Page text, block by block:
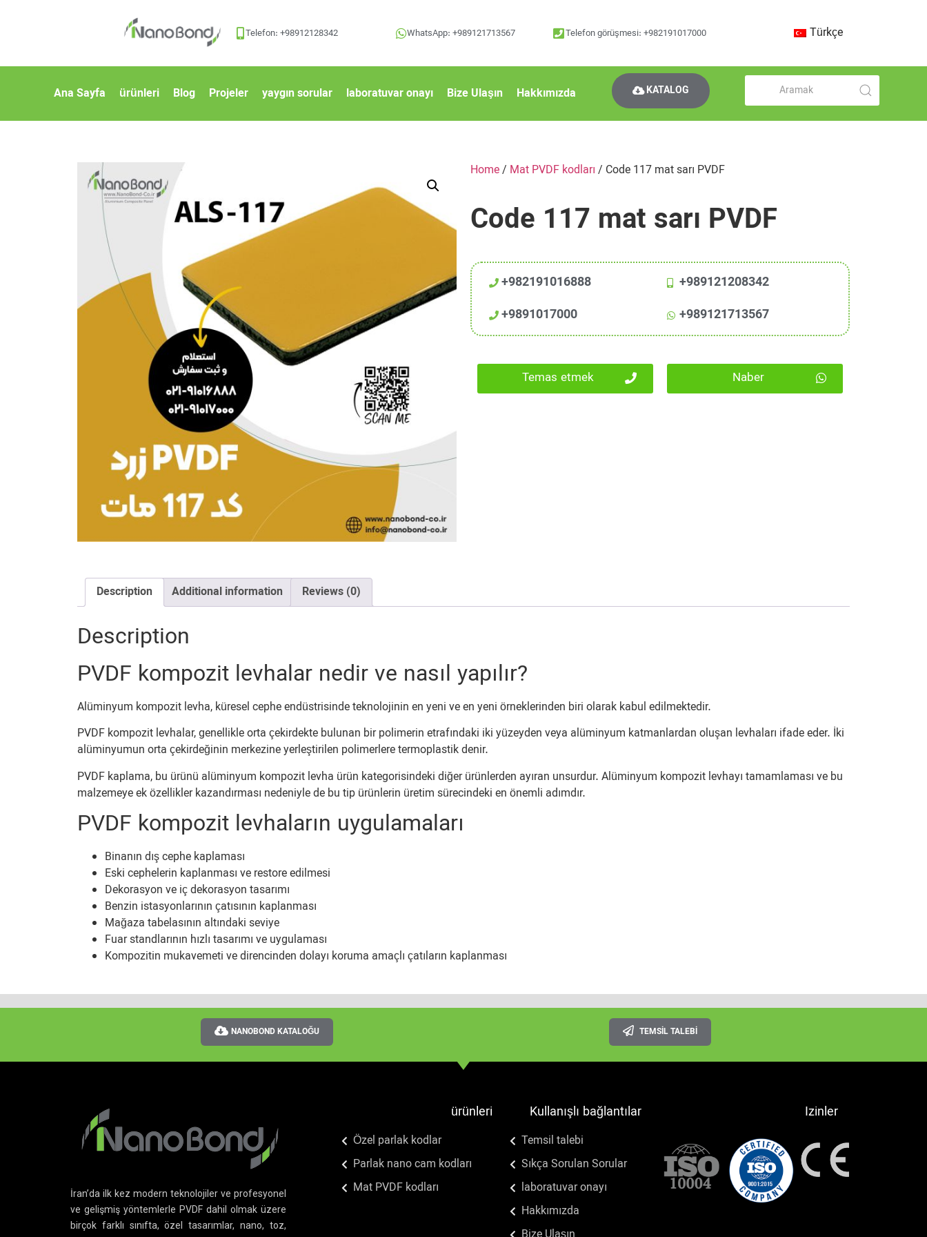
Telefon: +98912128342 WhatsApp: +989121713567 Telefon görüşmesi: +982191017000 Türkçe
Ana Sayfa ürünleri Blog Projeler yaygın sorular laboratuvar onayı Bize Ulaşın Hakkımızda KATALOG
Home/ Mat PVDF kodları/ Code 117 mat sarı PVDF
Code 117 mat sarı PVDF
+982191016888
+9891017000
+989121208342
+989121713567
Temas etmek Naber
Description Additional information Reviews (0)
Description
PVDF kompozit levhalar nedir ve nasıl yapılır?
Alüminyum kompozit levha, küresel cephe endüstrisinde teknolojinin en yeni ve en yeni örneklerinden biri olarak kabul edilmektedir.
PVDF kompozit levhalar, genellikle orta çekirdekte bulunan bir polimerin etrafındaki iki yüzeyden veya alüminyum katmanlardan oluşan levhaları ifade eder. İki
alüminyumun orta çekirdeğinin merkezine yerleştirilen polimerlere termoplastik denir.
PVDF kaplama, bu ürünü alüminyum kompozit levha ürün kategorisindeki diğer ürünlerden ayıran unsurdur. Alüminyum kompozit levhayı tamamlaması ve bu
malzemeye ek özellikler kazandırması nedeniyle de bu tip ürünlerin üretim sürecindeki en önemli adımdır.
PVDF kompozit levhaların uygulamaları
Binanın dış cephe kaplaması
Eski cephelerin kaplanması ve restore edilmesi
Dekorasyon ve iç dekorasyon tasarımı
Benzin istasyonlarının çatısının kaplanması
Mağaza tabelasının altındaki seviye
Fuar standlarının hızlı tasarımı ve uygulaması
Kompozitin mukavemeti ve direncinden dolayı koruma amaçlı çatıların kaplanması
NANOBOND KATALOĞU TEMSIL TALEBI
İran’da ilk kez modern teknolojiler ve profesyonel
ve gelişmiş yöntemlerle PVDF dahil olmak üzere
birçok farklı sınıfta, özel tasarımlar, nano, toz,
ürünleri
Özel parlak kodlar
Parlak nano cam kodları
Mat PVDF kodları
Kullanışlı bağlantılar
Temsil talebi
Sıkça Sorulan Sorular
laboratuvar onayı
Hakkımızda
Izinler